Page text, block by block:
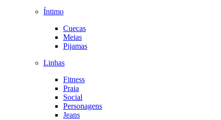
Íntimo
Cuecas
Meias
Pijamas
Linhas
Fitness
Praia
Social
Personagens
Jeans